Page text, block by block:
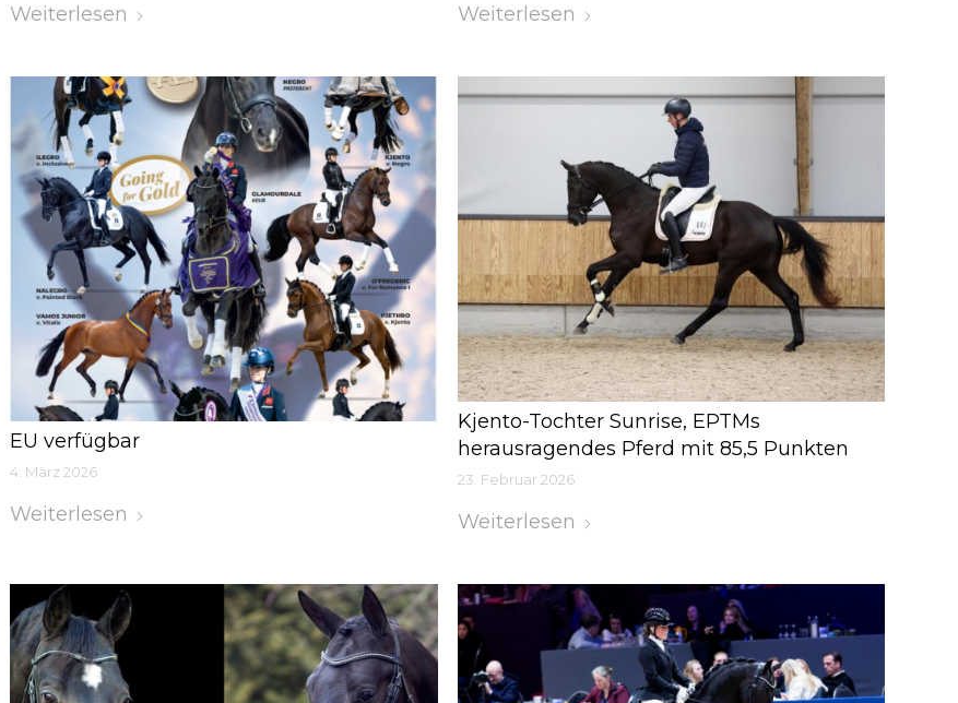
Weiterlesen Weiterlesen
EU verfügbar
4. März 2026
Weiterlesen
Kjento-Tochter Sunrise, EPTMs
herausragendes Pferd mit 85,5 Punkten
23. Februar 2026
Weiterlesen